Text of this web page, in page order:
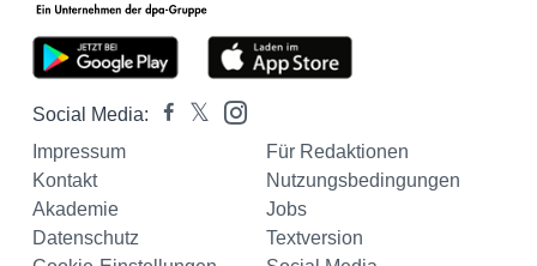
Social Media:
Impressum
Für Redaktionen
Kontakt
Nutzungsbedingungen
Akademie
Jobs
Datenschutz
Textversion